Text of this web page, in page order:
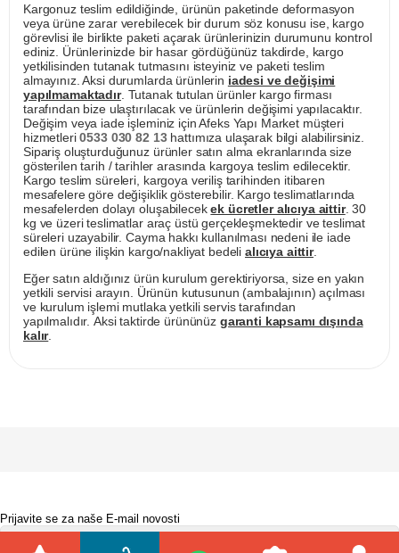
Kargonuz teslim edildiğinde, ürünün paketinde deformasyon
veya ürüne zarar verebilecek bir durum söz konusu ise, kargo
görevlisi ile birlikte paketi açarak ürünlerinizin durumunu kontrol
ediniz. Ürünlerinizde bir hasar gördüğünüz takdirde, kargo
yetkilisinden tutanak tutmasını isteyiniz ve paketi teslim
almayınız. Aksi durumlarda ürünlerin iadesi ve değişimi
yapılmamaktadır. Tutanak tutulan ürünler kargo firması
tarafından bize ulaştırılacak ve ürünlerin değişimi yapılacaktır.
Değişim veya iade işleminiz için Afeks Yapı Market müşteri
hizmetleri0533 030 82 13hattımıza ulaşarak bilgi alabilirsiniz.
Sipariş oluşturduğunuz ürünler satın alma ekranlarında size
gösterilen tarih / tarihler arasında kargoya teslim edilecektir.
Kargo teslim süreleri, kargoya veriliş tarihinden itibaren
mesafelere göre değişiklik gösterebilir. Kargo teslimatlarında
mesafelerden dolayı oluşabilecekek ücretler alıcıya aittir. 30
kg ve üzeri teslimatlar araç üstü gerçekleşmektedir ve teslimat
süreleri uzayabilir. Cayma hakkı kullanılması nedeni ile iade
edilen ürüne ilişkin kargo/nakliyat bedeli alıcıya aittir.
Eğer satın aldığınız ürün kurulum gerektiriyorsa, size en yakın
yetkili servisi arayın. Ürünün kutusunun (ambalajının) açılması
ve kurulum işlemi mutlaka yetkili servis tarafından
yapılmalıdır. Aksi taktirde ürününüz garanti kapsamı dışında
kalır.
Prijavite se za naše E-mail novosti